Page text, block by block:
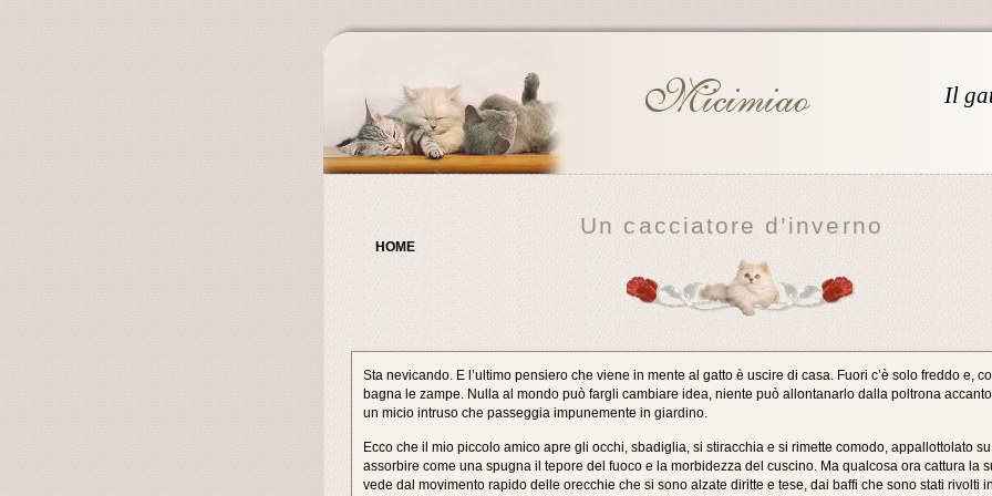
Il
Un cacciatore d’inverno
HOME
Sta nevicando. E l’ultimo pensiero che viene in mente al gatto è uscire di casa. Fuori c’è solo freddo e,
bagna le zampe. Nulla al mondo può fargli cambiare idea, niente può allontanarlo dalla poltrona
un micio intruso che passeggia impunemente in giardino.
Ecco che il mio piccolo amico apre gli occhi, sbadiglia, si stiracchia e si rimette comodo, appallottolato
assorbire come una spugna il tepore del fuoco e la morbidezza del cuscino. Ma qualcosa ora cattura la
vede dal movimento rapido delle orecchie che si sono alzate diritte e tese, dai baffi che sono stati rivolti